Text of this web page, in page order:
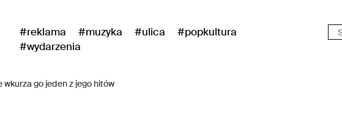
#reklama #muzyka #ulica
#popkultura
#wydarzenia